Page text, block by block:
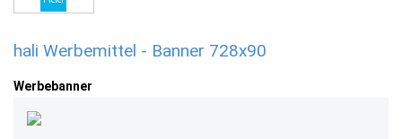
hali Werbemittel - Banner 728x90
Werbebanner